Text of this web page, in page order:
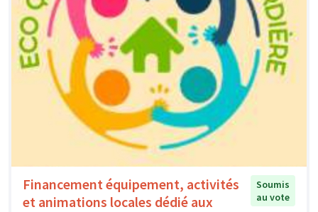
Financement équipement, activités
et animations locales dédié aux
Soumis
au vote